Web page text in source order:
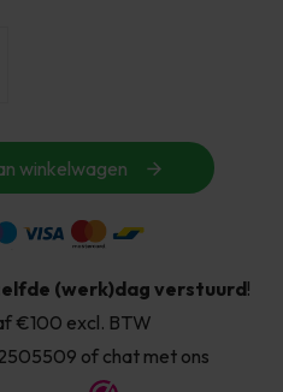
winkelwagen
(werk)dag verstuurd!
€100 excl. BTW
of chat met ons